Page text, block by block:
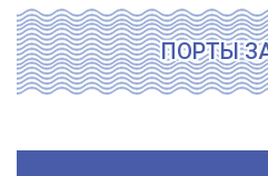
ПОРТЫ